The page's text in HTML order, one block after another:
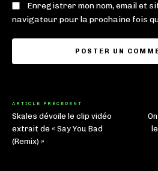
Enregistrer mon nom, email et
navigateur pour la prochaine fois
ARTICLE PRÉCÉDENT
Skales dévoile le clip vidéo
extrait de « Say You Bad
(Remix) »